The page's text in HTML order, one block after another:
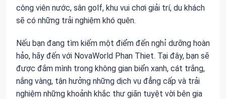
công viên nước, sân golf, khu vui chơi giải trí, du khách
sẽ có những trải nghiệm khó quên.
Nếu bạn đang tìm kiếm một điểm đến nghỉ dưỡng hoàn
hảo, hãy đến với NovaWorld Phan Thiet. Tại đây, bạn sẽ
được đắm mình trong không gian biển xanh, cát trắng,
nắng vàng, tận hưởng những dịch vụ đẳng cấp và trải
nghiệm những khoảnh khắc thư giãn tuyệt vời bên gia